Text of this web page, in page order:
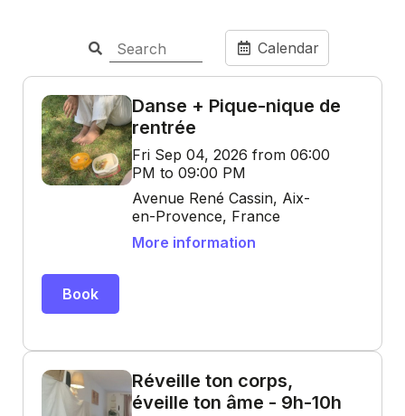
Calendar
Danse + Pique-nique de
rentrée
Fri Sep 04, 2026 from 06:00
PM to 09:00 PM
Avenue René Cassin, Aix-
en-Provence, France
More information
Book
Réveille ton corps,
éveille ton âme - 9h-10h